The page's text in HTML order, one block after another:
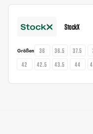
StockX
Größen 36 36.5 37.5
42
42.5 43.5 44